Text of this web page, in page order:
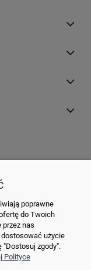
poprawne
do Twoich
nas
użycie
zgody".
Polityce